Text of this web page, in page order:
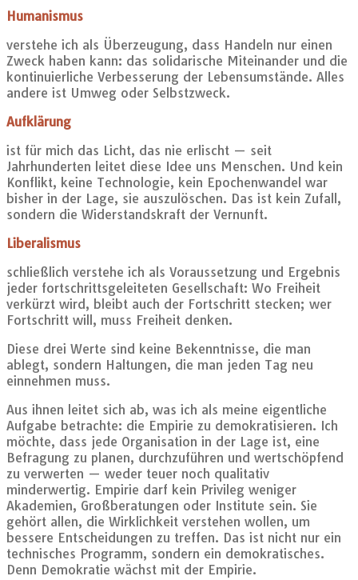
Humanismus
verstehe ich als Überzeugung, dass Handeln nur einen
Zweck haben kann: das solidarische Miteinander und die
kontinuierliche Verbesserung der Lebensumstände. Alles
andere ist Umweg oder Selbstzweck.
Aufklärung
ist für mich das Licht, das nie erlischt — seit
Jahrhunderten leitet diese Idee uns Menschen. Und kein
Konflikt, keine Technologie, kein Epochenwandel war
bisher in der Lage, sie auszulöschen. Das ist kein Zufall,
sondern die Widerstandskraft der Vernunft.
Liberalismus
schließlich verstehe ich als Voraussetzung und Ergebnis
jeder fortschrittsgeleiteten Gesellschaft: Wo Freiheit
verkürzt wird, bleibt auch der Fortschritt stecken; wer
Fortschritt will, muss Freiheit denken.
Diese drei Werte sind keine Bekenntnisse, die man
ablegt, sondern Haltungen, die man jeden Tag neu
einnehmen muss.
Aus ihnen leitet sich ab, was ich als meine eigentliche
Aufgabe betrachte: die Empirie zu demokratisieren. Ich
möchte, dass jede Organisation in der Lage ist, eine
Befragung zu planen, durchzuführen und wertschöpfend
zu verwerten — weder teuer noch qualitativ
minderwertig. Empirie darf kein Privileg weniger
Akademien, Großberatungen oder Institute sein. Sie
gehört allen, die Wirklichkeit verstehen wollen, um
bessere Entscheidungen zu treffen. Das ist nicht nur ein
technisches Programm, sondern ein demokratisches.
Denn Demokratie wächst mit der Empirie.